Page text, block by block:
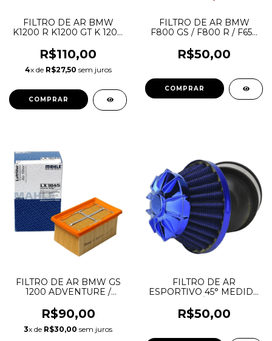
FILTRO DE AR BMW
K1200 R K1200 GT K 1200
R$110,00
4x de R$27,50 sem juros
FILTRO DE AR BMW
F800 GS / F800 R / F650
ADVENTURE MAHLE
R$50,00
FILTRO DE AR BMW GS
1200 ADVENTURE /
/R1200S ATÉ 2009
MAHLE
R$90,00
3x de R$30,00 sem juros
FILTRO DE AR
ESPORTIVO 45° MEDIDA
R$50,00